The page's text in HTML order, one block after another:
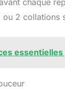
2 collations